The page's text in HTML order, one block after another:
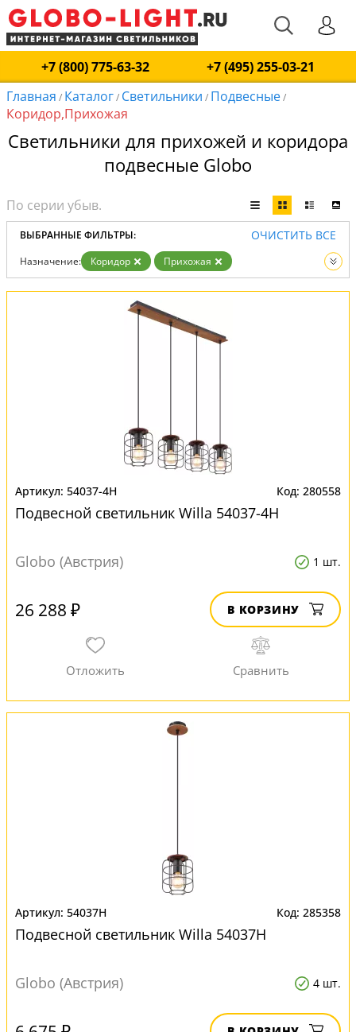
+7 (800) 775-63-32
+7 (495) 255-03-21
Главная / Каталог/ Светильники / Подвесные/
Коридор,Прихожая
Светильники для прихожей и коридора
подвесные Globo
ВЫБРАННЫЕ ФИЛЬТРЫ: ОЧИСТИТЬ ВСЕ
Назначение: Коридор
Прихожая
Тип:
Подвесные Вид: Светильники
54037-4H 280558
Подвесной светильник Willa 54037-4H
Globo (Австрия) 1 шт.
26 288 ₽ В КОРЗИНУ
54037H 285358
Подвесной светильник Willa 54037H
Globo (Австрия) 4 шт.